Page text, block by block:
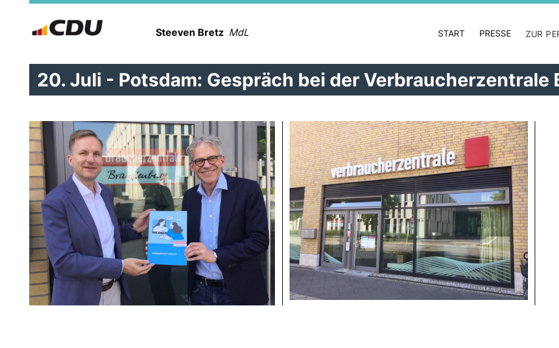
Steeven Bretz MdL START PRESSE ZUR
20. Juli - Potsdam: Gespräch bei der Verbraucherzentrale